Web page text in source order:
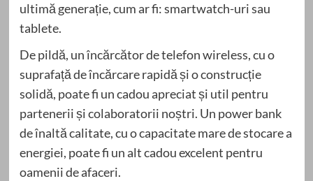
ultimă generație, cum ar fi: smartwatch-uri sau
tablete.
De pildă, un încărcător de telefon wireless, cu o
suprafață de încărcare rapidă și o construcție
solidă, poate fi un cadou apreciat și util pentru
partenerii și colaboratorii noștri. Un power bank
de înaltă calitate, cu o capacitate mare de stocare a
energiei, poate fi un alt cadou excelent pentru
oamenii de afaceri.